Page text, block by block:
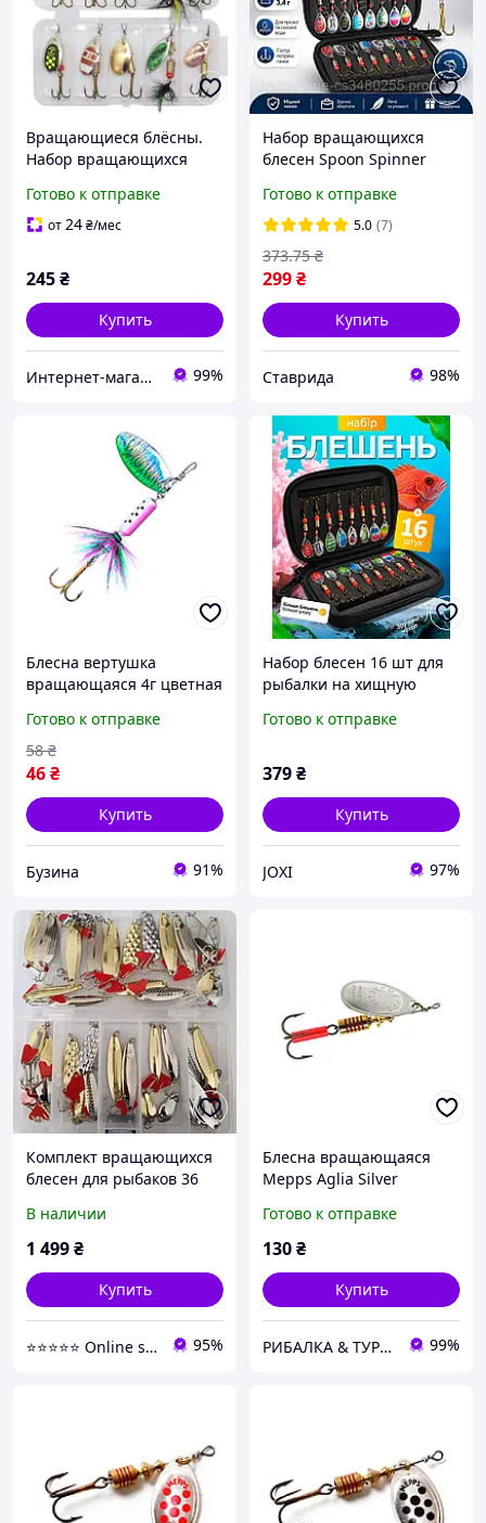
Вращающиеся блёсны.
Набор вращающихся
Готово к отправке
от24₴/мес
245₴
Купить
Интернет-магазин "VTRENDI" 99%
Набор вращающихся
блесен Spoon Spinner
Готово к отправке
5.0 (7)
299₴
373.75 ₴
Купить
Ставрида 98%
Блесна вертушка
вращающаяся 4г цветная
buzyna
Готово к отправке
46₴
58 ₴
Купить
Бузина 91%
Набор блесен 16 шт для
рыбалки на хищную
окуня, щуки, форели, с
блесны"
Готово к отправке
379₴
Купить
JOXI 97%
Комплект вращающихся
блесен для рыбаков 36
В наличии
1 499₴
Купить
⭐️⭐️⭐️⭐️⭐️ Online shop🛍 95%
Блесна вращающаяся
Mepps Aglia Silver
Готово к отправке
130₴
Купить
РИБАЛКА & ТУРИЗМ 99%